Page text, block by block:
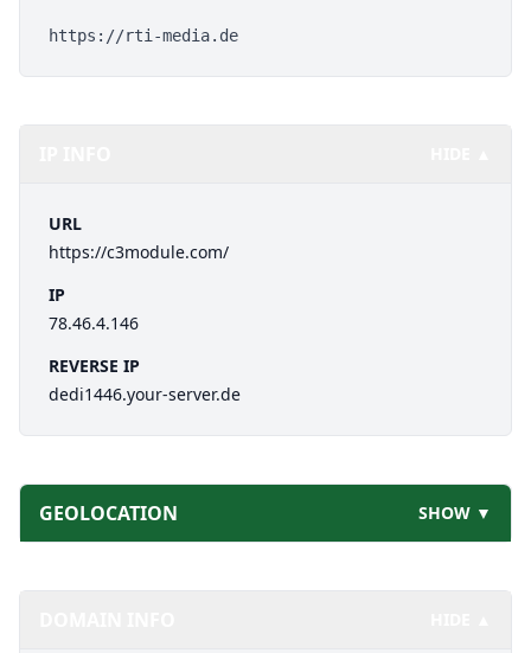
https://rti-media.de
URL
https://c3module.com/
IP
78.46.4.146
REVERSE IP
dedi1446.your-server.de
GEOLOCATION SHOW ▼